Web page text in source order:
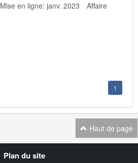
Mise en ligne: janv. 2023
Affaire
1
Haut de page
Plan du site